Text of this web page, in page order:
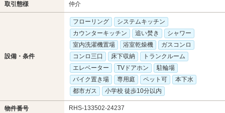
取引態様 仲介
設備・条件
フローリング
システムキッチン
カウンターキッチン
追い焚き
シャワー
室内洗濯機置場
浴室乾燥機
ガスコンロ
コンロ三口
床下収納
トランクルーム
エレベーター
TVドアホン
駐輪場
バイク置き場
専用庭 ペット可
本下水
都市ガス
小学校 徒歩10分以内
物件番号 RHS-133502-24237